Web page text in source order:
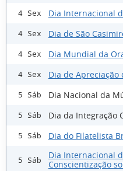
4 Sex Dia Internacional
4 Sex Dia de São
4 Sex Dia Mundial da
4 Sex Dia de Apreciação
5 Sáb Dia Nacional da
5 Sáb Dia da Integração
5 Sáb Dia do Filatelista
5 Sáb
Dia Internacional
Conscientização